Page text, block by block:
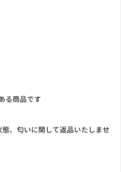
る商品です
、匂いに関して返品いたしませ